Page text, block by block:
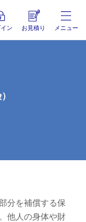
ン お見積り メニュー
分を補償する保
他人の身体や財